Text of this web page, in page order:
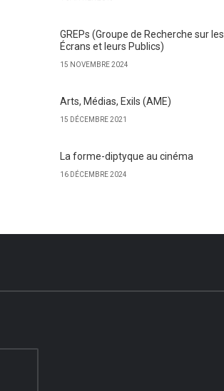
GREPs (Groupe de Recherche sur les
Écrans et leurs Publics)
15 NOVEMBRE 2024
Arts, Médias, Exils (AME)
15 DÉCEMBRE 2021
La forme-diptyque au cinéma
16 DÉCEMBRE 2024